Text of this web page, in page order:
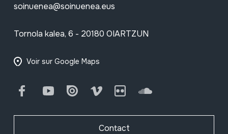
soinuenea@soinuenea.eus
Tornola kalea, 6 - 20180 OIARTZUN
Voir sur Google Maps
FacebookYoutube Issuu Vimeo Flickr SoundCloud
Contact